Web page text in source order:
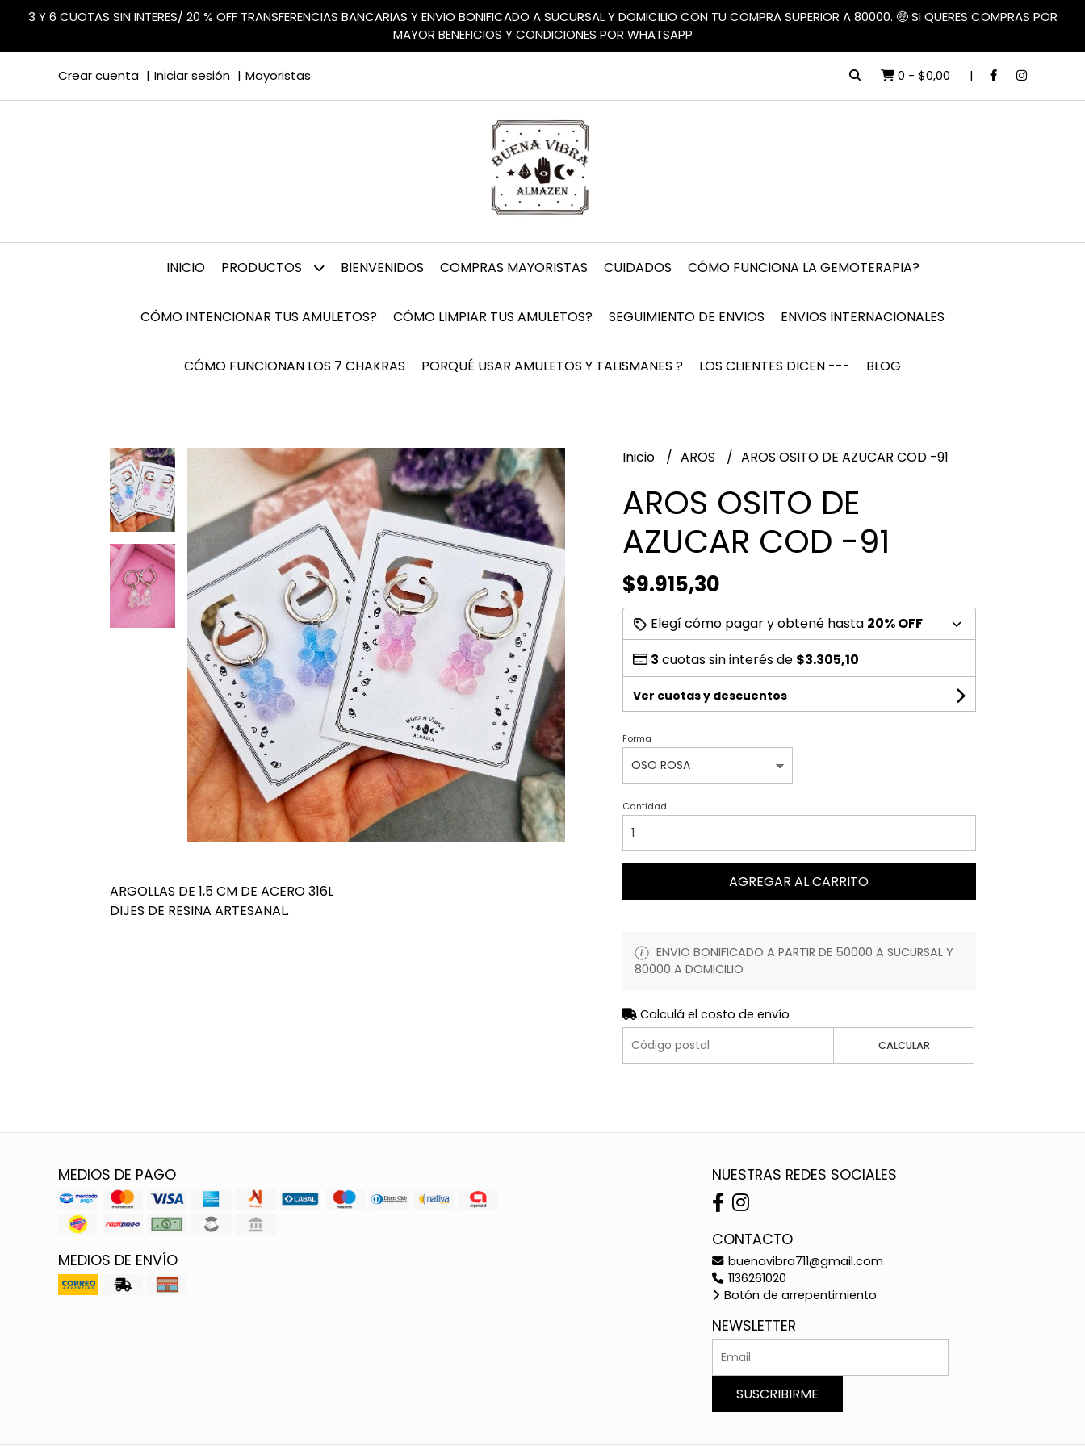
3 Y 6 CUOTAS SIN INTERES/ 20 % OFF TRANSFERENCIAS BANCARIAS Y ENVIO BONIFICADO A SUCURSAL Y DOMICILIO CON TU COMPRA SUPERIOR A 80000. 🤑 SI QUERES COMPRAS POR
MAYOR BENEFICIOS Y CONDICIONES POR WHATSAPP
Crear cuenta Iniciar sesión Mayoristas 0 - $0,00
INICIO PRODUCTOS BIENVENIDOS COMPRAS MAYORISTAS CUIDADOS CÓMO FUNCIONA LA GEMOTERAPIA?
CÓMO INTENCIONAR TUS AMULETOS? CÓMO LIMPIAR TUS AMULETOS? SEGUIMIENTO DE ENVIOS ENVIOS INTERNACIONALES
CÓMO FUNCIONAN LOS 7 CHAKRAS PORQUÉ USAR AMULETOS Y TALISMANES ? LOS CLIENTES DICEN --- BLOG
ARGOLLAS DE 1,5 CM DE ACERO 316L
DIJES DE RESINA ARTESANAL.
Inicio AROS AROS OSITO DE AZUCAR COD -91
AROS OSITO DE
AZUCAR COD -91
$9.915,30
Elegí cómo pagar y obtené hasta 20% OFF
3 cuotas sin interés de $3.305,10
Ver cuotas y descuentos
Forma
Cantidad
AGREGAR AL CARRITO
ENVIO BONIFICADO A PARTIR DE 50000 A SUCURSAL Y
80000 A DOMICILIO
Calculá el costo de envío
CALCULAR
MEDIOS DE PAGO
MEDIOS DE ENVÍO
NUESTRAS REDES SOCIALES
CONTACTO
buenavibra711@gmail.com
1136261020
Botón de arrepentimiento
NEWSLETTER
SUSCRIBIRME